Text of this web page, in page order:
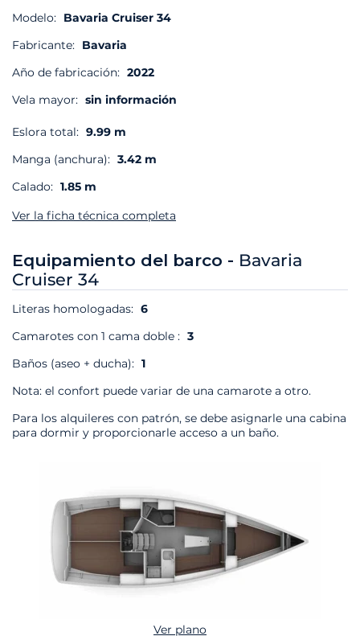
Modelo: Bavaria Cruiser 34
Fabricante: Bavaria
Año de fabricación: 2022
Vela mayor: sin información
Eslora total: 9.99 m
Manga (anchura): 3.42 m
Calado: 1.85 m
Ver la ficha técnica completa
Equipamiento del barco - Bavaria
Cruiser 34
Literas homologadas: 6
Camarotes con 1 cama doble : 3
Baños (aseo + ducha): 1
Nota: el confort puede variar de una camarote a otro.
Para los alquileres con patrón, se debe asignarle una cabina
para dormir y proporcionarle acceso a un baño.
Ver plano